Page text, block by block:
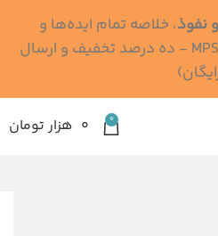
0 ۰ هزار تومان
نفوذ، خلاصه تمام ایده‌ها و
کتاب‌های رابرت گرین (کد MPS - ده درصد تخفیف و ارسال